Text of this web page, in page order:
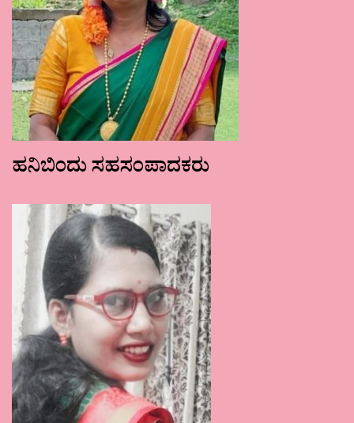
ಹನಿಬಿಂದು ಸಹಸಂಪಾದಕರು